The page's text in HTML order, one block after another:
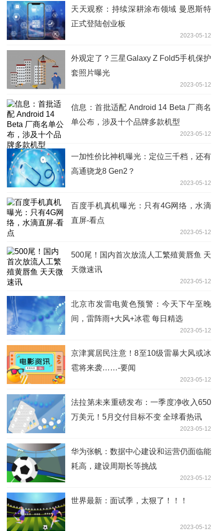
天天观察：持续深耕涂布领域 曼恩斯特
正式登陆创业板
2023-05-12
外观定了？三星Galaxy Z Fold5手机保护
套照片曝光
2023-05-12
信息：首批适配 Android 14 Beta 厂商名
单公布，涉及十个品牌多款机型
2023-05-12
一加性价比神机曝光：定位三千档，还有
高通骁龙8 Gen2？
2023-05-12
百度手机真机曝光：只有4G网络，水滴
直屏-看点
2023-05-12
500尾！国内首次放流人工繁殖黄唇鱼 天
天微速讯
2023-05-12
北京市发雷电黄色预警：今天下午至晚
间，雷阵雨+大风+冰雹 每日精选
2023-05-12
京津冀居民注意！8至10级雷暴大风或冰
雹将来袭……-要闻
2023-05-12
法拉第未来重磅发布：一季度净收入650
万美元！5月交付目标不变 全球看热讯
2023-05-12
华为张帆：数据中心建设和运营仍面临能
耗高，建设周期长等挑战
2023-05-12
世界最新：面试季，太狠了！！！
2023-05-12